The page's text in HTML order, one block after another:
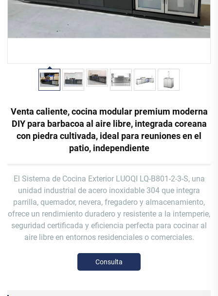
Venta caliente, cocina modular premium moderna
DIY para barbacoa al aire libre, integrada coreana
con piedra cultivada, ideal para reuniones en el
patio, independiente
El Sistema de Cocina Exterior LUOQI LQ-B801-2-3-S, una
unidad industrial de acero inoxidable 304 que integra
parrilla, quemador, nevera, fregadero y almacenamiento,
ofrece un rendimiento duradero y resistente a la intemperie,
seguridad certificada y eficiencia perfecta para cocinar al
aire libre en entornos residenciales o comerciales.
Consulta